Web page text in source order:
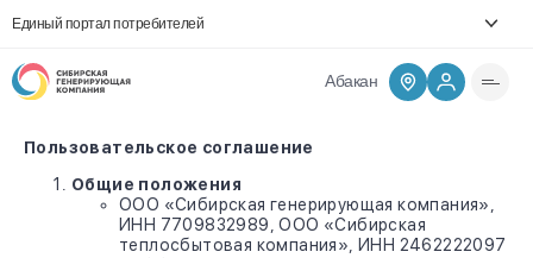
Единый портал потребителей
Абакан
Пользовательское соглашение
Общие положения
ООО «Сибирская генерирующая компания»,
ИНН 7709832989, ООО «Сибирская
теплосбытовая компания», ИНН 2462222097